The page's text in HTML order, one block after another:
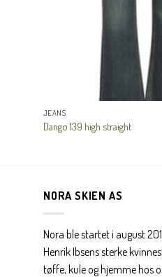
JEANS
Dango 139 high straight
NORA SKIEN AS
Nora ble startet i august
Henrik Ibsens sterke
tøffe, kule og hjemme hos